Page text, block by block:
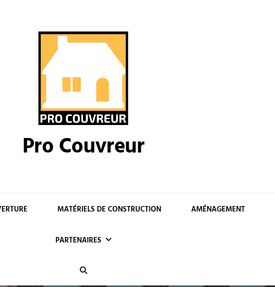
Pro Couvreur
MATÉRIELS DE CONSTRUCTION AMÉNAGEMENT
PARTENAIRES